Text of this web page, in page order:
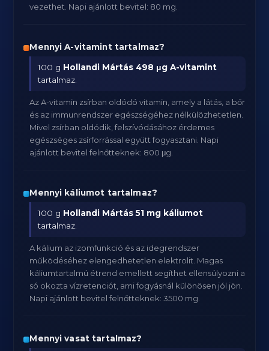
vezethet. Napi ajánlott bevitel: 80 mg.
Mennyi A-vitamint tartalmaz?
100 g Hollandi Mártás 498 μg A-vitamint
tartalmaz.
Az A-vitamin zsírban oldódó vitamin, amely a látás, a bőr
és az immunrendszer egészségéhez nélkülözhetetlen.
Mivel zsírban oldódik, felszívódásához érdemes
egészséges zsírforrással együtt fogyasztani. Napi
ajánlott bevitel felnőtteknek: 800 μg.
Mennyi káliumot tartalmaz?
100 g Hollandi Mártás 51 mg káliumot
tartalmaz.
A kálium az izomfunkció és az idegrendszer
működéséhez elengedhetetlen elektrolit. Magas
káliumtartalmú étrend emellett segíthet ellensúlyozni a
só okozta vízretenciót, ami fogyásnál különösen jól jön.
Napi ajánlott bevitel felnőtteknek: 3500 mg.
Mennyi vasat tartalmaz?